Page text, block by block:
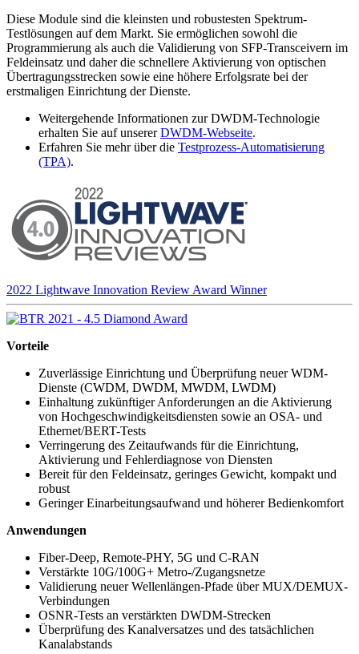
Diese Module sind die kleinsten und robustesten Spektrum-
Testlösungen auf dem Markt. Sie ermöglichen sowohl die
Programmierung als auch die Validierung von SFP-Transceivern im
Feldeinsatz und daher die schnellere Aktivierung von optischen
Übertragungsstrecken sowie eine höhere Erfolgsrate bei der
erstmaligen Einrichtung der Dienste.
Weitergehende Informationen zur DWDM-Technologie
erhalten Sie auf unsererDWDM-Webseite.
Erfahren Sie mehr über die Testprozess-Automatisierung
(TPA).
2022 Lightwave Innovation Review Award Winner
Vorteile
Zuverlässige Einrichtung und Überprüfung neuer WDM-
Dienste (CWDM, DWDM, MWDM, LWDM)
Einhaltung zukünftiger Anforderungen an die Aktivierung
von Hochgeschwindigkeitsdiensten sowie an OSA- und
Ethernet/BERT-Tests
Verringerung des Zeitaufwands für die Einrichtung,
Aktivierung und Fehlerdiagnose von Diensten
Bereit für den Feldeinsatz, geringes Gewicht, kompakt und
robust
Geringer Einarbeitungsaufwand und höherer Bedienkomfort
Anwendungen
Fiber-Deep, Remote-PHY, 5G und C-RAN
Verstärkte 10G/100G+ Metro-/Zugangsnetze
Validierung neuer Wellenlängen-Pfade über MUX/DEMUX-
Verbindungen
OSNR-Tests an verstärkten DWDM-Strecken
Überprüfung des Kanalversatzes und des tatsächlichen
Kanalabstands